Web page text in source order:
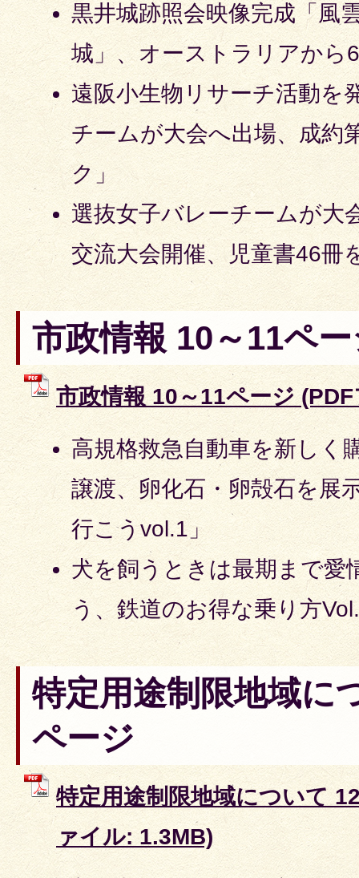
黒井城跡照会映像完成「風
城」、オーストラリアから
遠阪小生物リサーチ活動を
チームが大会へ出場、成約
ク」
選抜女子バレーチームが大
交流大会開催、児童書46冊
市政情報 10～11ペ
市政情報 10～11ページ
高規格救急自動車を新しく
譲渡、卵化石・卵殻石を展
行こうvol.1」
犬を飼うときは最期まで愛
う、鉄道のお得な乗り方
特定用途制限地域に
ページ
特定用途制限地域について
ァイル: 1.3MB)